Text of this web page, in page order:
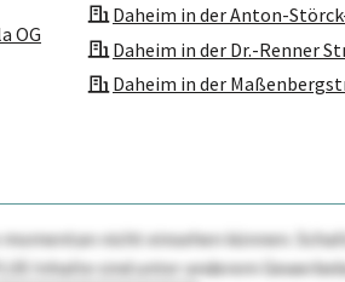
OG
MHM Holding OG
nicht einsehen können.
Inhalte sind unter anderem